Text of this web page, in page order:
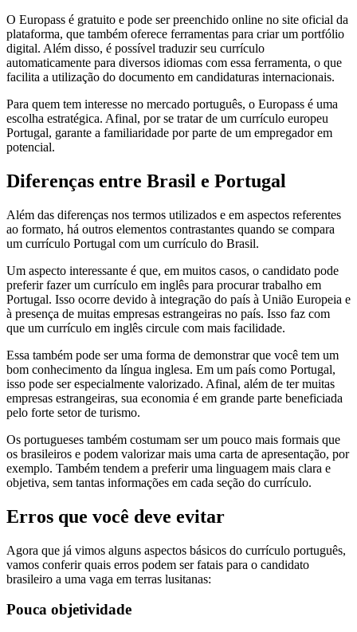
O Europass é gratuito e pode ser preenchido online no site oficial da
plataforma, que também oferece ferramentas para criar um portfólio
digital. Além disso, é possível traduzir seu currículo
automaticamente para diversos idiomas com essa ferramenta, o que
facilita a utilização do documento em candidaturas internacionais.
Para quem tem interesse no mercado português, o Europass é uma
escolha estratégica. Afinal, por se tratar de um currículo europeu
Portugal, garante a familiaridade por parte de um empregador em
potencial.
Diferenças entre Brasil e Portugal
Além das diferenças nos termos utilizados e em aspectos referentes
ao formato, há outros elementos contrastantes quando se compara
um currículo Portugal com um currículo do Brasil.
Um aspecto interessante é que, em muitos casos, o candidato pode
preferir fazer um currículo em inglês para procurar trabalho em
Portugal. Isso ocorre devido à integração do país à União Europeia e
à presença de muitas empresas estrangeiras no país. Isso faz com
que um currículo em inglês circule com mais facilidade.
Essa também pode ser uma forma de demonstrar que você tem um
bom conhecimento da língua inglesa. Em um país como Portugal,
isso pode ser especialmente valorizado. Afinal, além de ter muitas
empresas estrangeiras, sua economia é em grande parte beneficiada
pelo forte setor de turismo.
Os portugueses também costumam ser um pouco mais formais que
os brasileiros e podem valorizar mais uma carta de apresentação, por
exemplo. Também tendem a preferir uma linguagem mais clara e
objetiva, sem tantas informações em cada seção do currículo.
Erros que você deve evitar
Agora que já vimos alguns aspectos básicos do currículo português,
vamos conferir quais erros podem ser fatais para o candidato
brasileiro a uma vaga em terras lusitanas:
Pouca objetividade